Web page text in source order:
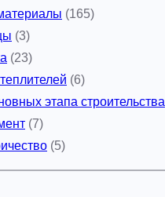
(165)
(3)
(23)
(6)
этапа строительства
(7)
(5)